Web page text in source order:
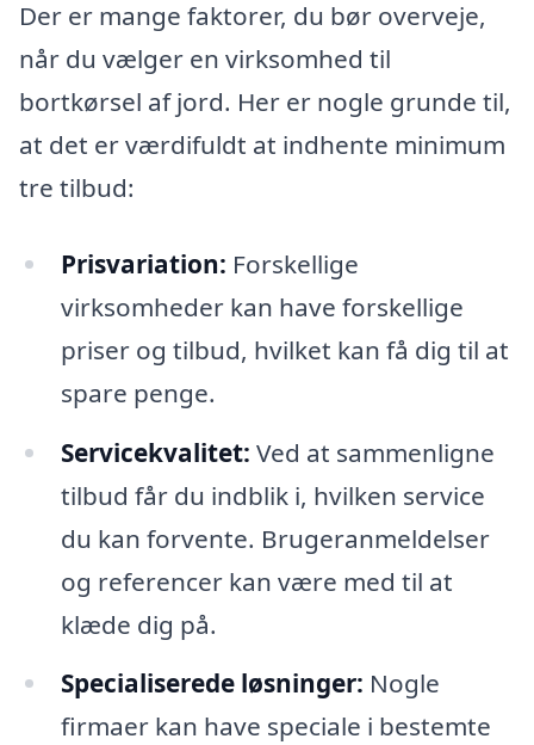
Der er mange faktorer, du bør overveje,
når du vælger en virksomhed til
bortkørsel af jord. Her er nogle grunde til,
at det er værdifuldt at indhente minimum
tre tilbud:
Prisvariation: Forskellige
virksomheder kan have forskellige
priser og tilbud, hvilket kan få dig til at
spare penge.
Servicekvalitet: Ved at sammenligne
tilbud får du indblik i, hvilken service
du kan forvente. Brugeranmeldelser
og referencer kan være med til at
klæde dig på.
Specialiserede løsninger: Nogle
firmaer kan have speciale i bestemte